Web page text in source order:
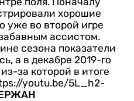
хорошие
уже во второй игре
ассистом.
сезона показатели
а в декабре 2019-го
за которой в итоге
youtu.be/5L_h2-